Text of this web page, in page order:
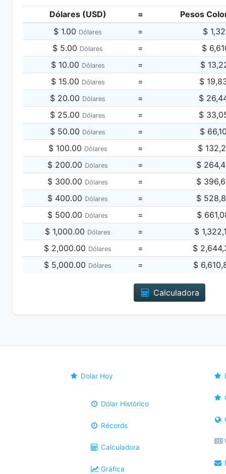
Dólares (USD) =
Pesos
$ 1.00 Dólares = $
$ 5.00 Dólares = $
$ 10.00 Dólares = $
$ 15.00 Dólares = $
$ 20.00 Dólares = $
$ 25.00 Dólares = $
$ 50.00 Dólares = $
$ 100.00 Dólares = $
$ 200.00 Dólares = $
$ 300.00 Dólares = $
$ 400.00 Dólares = $
$ 500.00 Dólares = $
$ 1,000.00 Dólares = $
$ 2,000.00 Dólares = $
$ 5,000.00 Dólares = $
Calculadora
Dolar Hoy
Dólar Histórico
Récords
Calculadora
Gráfica